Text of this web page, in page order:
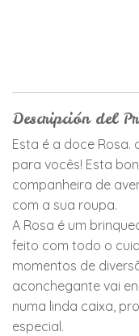
Descripción del
Esta é a doce
para vocês! Esta
companheira de
com a sua roupa.
A Rosa é um
feito com todo o
momentos de
aconchegante vai
numa linda caixa,
especial.